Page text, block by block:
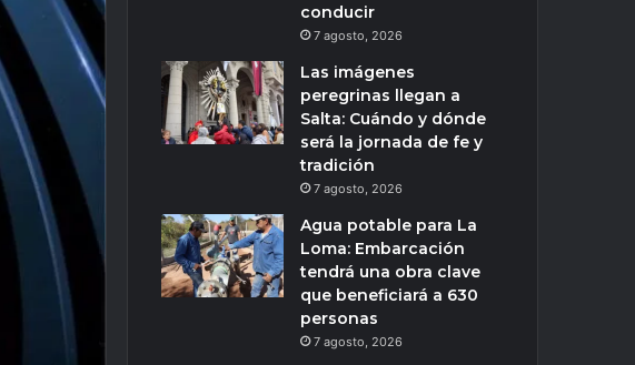
conducir
7 agosto, 2026
Las imágenes
peregrinas llegan a
Salta: Cuándo y dónde
será la jornada de fe y
tradición
7 agosto, 2026
Agua potable para La
Loma: Embarcación
tendrá una obra clave
que beneficiará a 630
personas
7 agosto, 2026